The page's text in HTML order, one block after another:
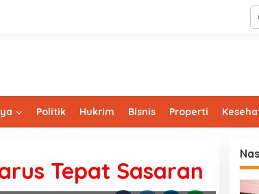
Politik Hukrim Bisnis Properti
Tepat Sasaran